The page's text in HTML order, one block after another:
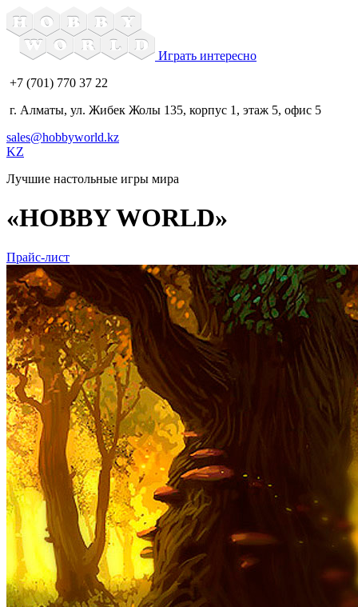
Играть интересно
+7 (701) 770 37 22
г. Алматы, ул. Жибек Жолы 135, корпус 1, этаж 5, офис 5
sales@hobbyworld.kz
KZ
Лучшие настольные игры мира
«HOBBY WORLD»
Прайс-лист